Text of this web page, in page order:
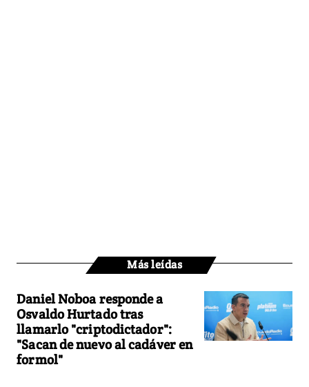
Más leídas
Daniel Noboa responde a
Osvaldo Hurtado tras
llamarlo "criptodictador":
"Sacan de nuevo al cadáver en
formol"